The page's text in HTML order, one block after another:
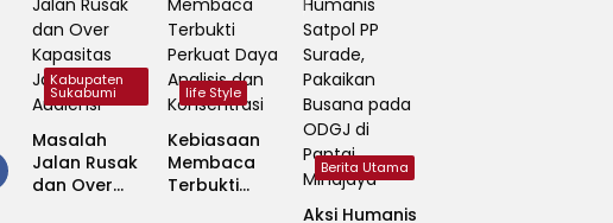
Kabupaten
Sukabumi
Masalah
Jalan Rusak
dan Over
life Style
Kebiasaan
Membaca
Terbukti
Berita Utama
Aksi Humanis